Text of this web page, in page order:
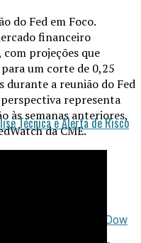
do Fed em Foco.
financeiro
projeções que
para um corte de 0,25
a reunião do Fed
representa
às semanas anteriores,
da CME.
Técnica e Alerta de Risco